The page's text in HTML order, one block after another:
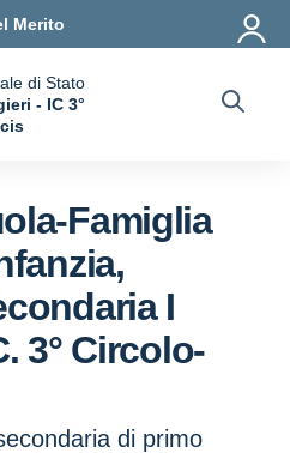
Merito
di Stato
- IC 3°
Famiglia
I
3° Circolo-
di primo